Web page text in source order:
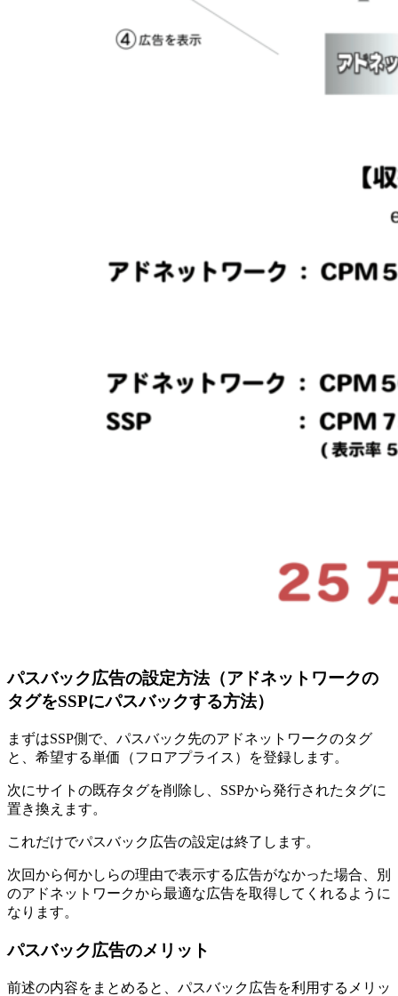
パスバック広告の設定方法（アドネットワークの
タグをSSPにパスバックする方法）
まずはSSP側で、パスバック先のアドネットワークのタグ
と、希望する単価（フロアプライス）を登録します。
次にサイトの既存タグを削除し、SSPから発行されたタグに
置き換えます。
これだけでパスバック広告の設定は終了します。
次回から何かしらの理由で表示する広告がなかった場合、別
のアドネットワークから最適な広告を取得してくれるように
なります。
パスバック広告のメリット
前述の内容をまとめると、パスバック広告を利用するメリッ